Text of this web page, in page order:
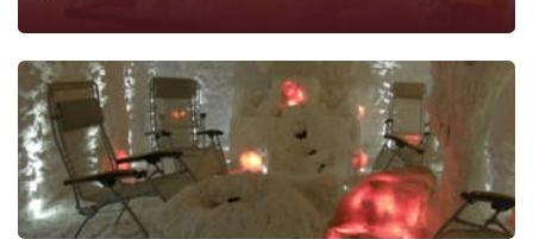
Mámy sobě
Přihlášení
Sledujte nás